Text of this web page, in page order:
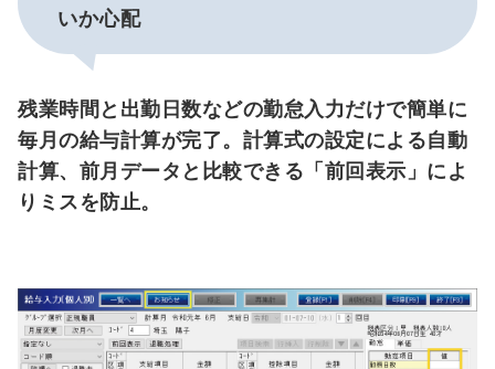
いか心配
残業時間と出勤日数などの勤怠入力だけで簡単に
毎月の給与計算が完了。計算式の設定による自動
計算、前月データと比較できる「前回表示」によ
りミスを防止。